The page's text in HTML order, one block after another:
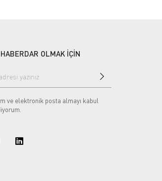
OLMAK İÇİN
ve elektronik posta almayı kabul